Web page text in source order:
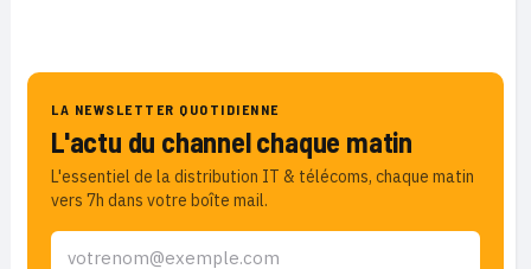
LA NEWSLETTER QUOTIDIENNE
L'actu du channel chaque matin
L'essentiel de la distribution IT & télécoms, chaque matin
vers 7h dans votre boîte mail.